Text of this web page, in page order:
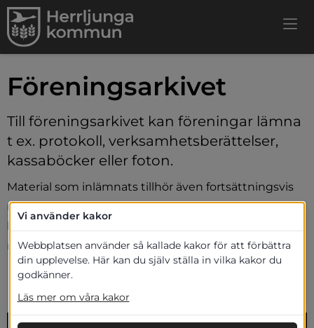
Föreningsarkivet
Till föreningsarkivet kan föreningar lämna
t ex. protokoll, verksamhetsberättelser,
kassaböcker eller foton.
Material som inlämnats tillhör även fortsättningsvis
respektive förening. Vid förvaring i föreningsarkivet
betalar varje förening årsavgift i förhållande till antal
medlemmar
Medlemsavgifter
Vi använder kakor
Webbplatsen använder så kallade kakor för att förbättra
din upplevelse. Här kan du själv ställa in vilka kakor du
godkänner.
Läs mer om våra kakor